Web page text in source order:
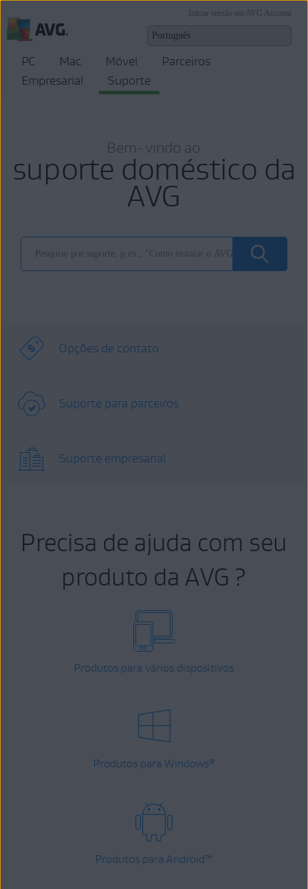
Iniciar sessão em AVG Account
PC Mac Móvel
Parceiros
Empresarial
Suporte
Bem-vindo ao
suporte doméstico da
AVG
Opções de contato
Suporte para parceiros
Suporte empresarial
Precisa de ajuda com seu
produto da AVG ?
Produtos para vários dispositivos
Produtos para Windows®
Produtos para Android™